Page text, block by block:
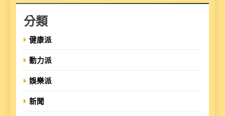
分類
健康派
動力派
娛樂派
新聞